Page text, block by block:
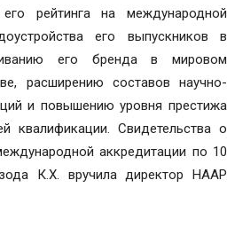
рейтинга на международной
его выпускников в
его бренда в мировом
расширению составов научно-
и повышению уровня престижа
квалификации. Свидетельства о
аккредитации по 10
К.Х. вручила директор НААР